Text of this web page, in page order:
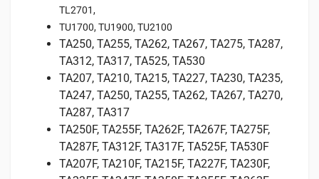
TL2701,
TU1700, TU1900, TU2100
TA250, TA255, TA262, TA267, TA275, TA287,
TA312, TA317, TA525, TA530
TA207, TA210, TA215, TA227, TA230, TA235,
TA247, TA250, TA255, TA262, TA267, TA270,
TA287, TA317
TA250F, TA255F, TA262F, TA267F, TA275F,
TA287F, TA312F, TA317F, TA525F, TA530F
TA207F, TA210F, TA215F, TA227F, TA230F,